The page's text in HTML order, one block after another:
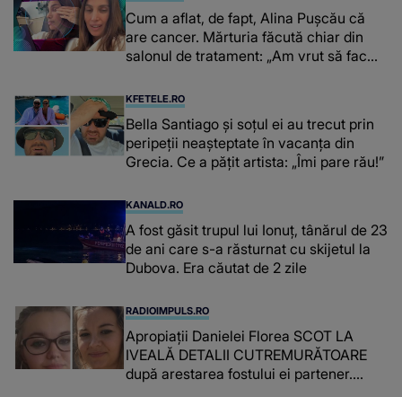
Cum a aflat, de fapt, Alina Pușcău că
are cancer. Mărturia făcută chiar din
salonul de tratament: „Am vrut să fac
înțepe sânul”
KFETELE.RO
Bella Santiago și soțul ei au trecut prin
peripeții neașteptate în vacanța din
Grecia. Ce a pățit artista: „Îmi pare rău!”
KANALD.RO
A fost găsit trupul lui Ionuț, tânărul de 23
de ani care s-a răsturnat cu skijetul la
Dubova. Era căutat de 2 zile
RADIOIMPULS.RO
Apropiații Danielei Florea SCOT LA
IVEALĂ DETALII CUTREMURĂTOARE
după arestarea fostului ei partener.